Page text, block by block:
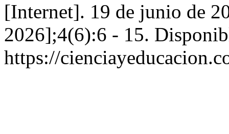
[Internet]. 19 de junio de
2026];4(6):6 - 15.
https://